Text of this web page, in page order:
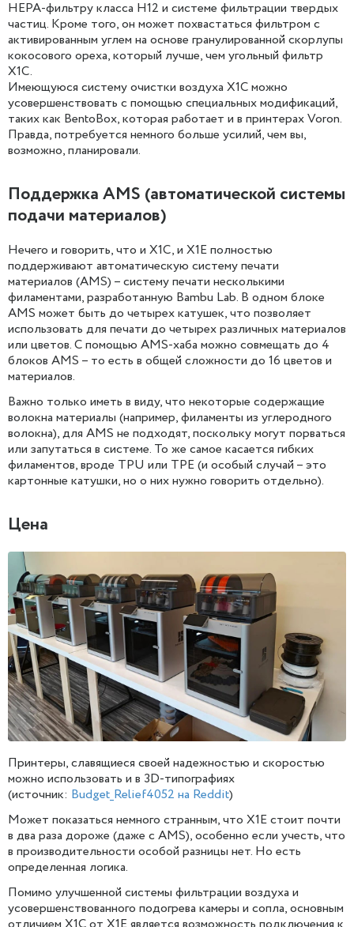
HEPA-фильтру класса H12 и системе фильтрации твердых
частиц. Кроме того, он может похвастаться фильтром с
активированным углем на основе гранулированной скорлупы
кокосового ореха, который лучше, чем угольный фильтр
X1C.
Имеющуюся систему очистки воздуха X1C можно
усовершенствовать с помощью специальных модификаций,
таких как BentoBox, которая работает и в принтерах Voron.
Правда, потребуется немного больше усилий, чем вы,
возможно, планировали.
Поддержка AMS (автоматической системы
подачи материалов)
Нечего и говорить, что и X1C, и X1E полностью
поддерживают автоматическую систему печати
материалов (AMS) – систему печати несколькими
филаментами, разработанную Bambu Lab. В одном блоке
AMS может быть до четырех катушек, что позволяет
использовать для печати до четырех различных материалов
или цветов. С помощью AMS-хаба можно совмещать до 4
блоков AMS – то есть в общей сложности до 16 цветов и
материалов.
Важно только иметь в виду, что некоторые содержащие
волокна материалы (например, филаменты из углеродного
волокна), для AMS не подходят, поскольку могут порваться
или запутаться в системе. То же самое касается гибких
филаментов, вроде TPU или TPE (и особый случай – это
картонные катушки, но о них нужно говорить отдельно).
Цена
Принтеры, славящиеся своей надежностью и скоростью
можно использовать и в 3D-типографиях
(источник: Budget_Relief4052 на Reddit)
Может показаться немного странным, что X1E стоит почти
в два раза дороже (даже с AMS), особенно если учесть, что
в производительности особой разницы нет. Но есть
определенная логика.
Помимо улучшенной системы фильтрации воздуха и
усовершенствованного подогрева камеры и сопла, основным